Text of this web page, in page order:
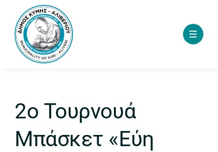
content
2ο Τουρνουά
Μπάσκετ «Εύη